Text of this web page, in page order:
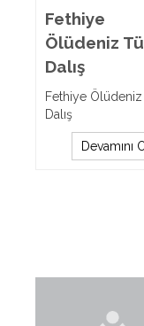
Fethiye
Ölüdeniz
Dalış
Fethiye
Dalış
Devamını